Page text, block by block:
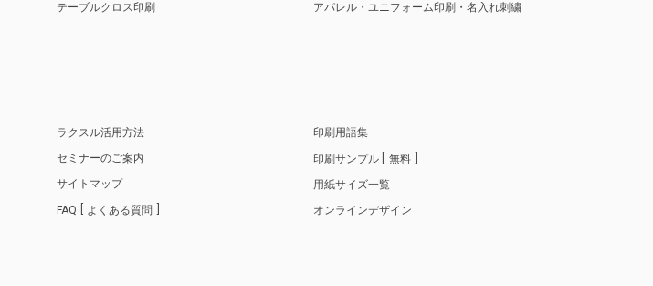
テーブルクロス印刷
アパレル・ユニフォーム印刷・名入れ刺繍
ラクスル活用方法
セミナーのご案内
サイトマップ
FAQ よくある質問
印刷用語集
印刷サンプル
無料
用紙サイズ一覧
オンラインデザイン